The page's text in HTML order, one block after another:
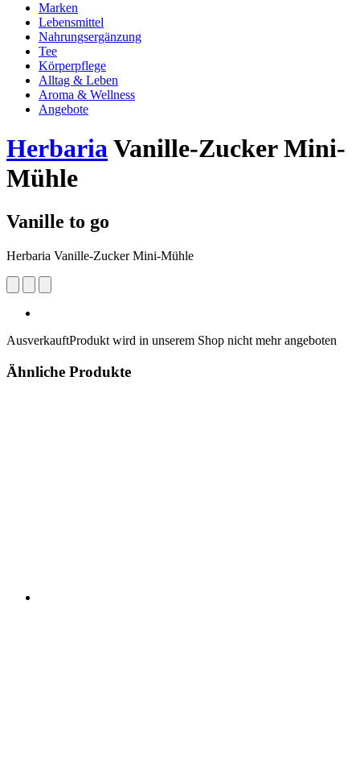
Marken
Lebensmittel
Nahrungsergänzung
Tee
Körperpflege
Alltag & Leben
Aroma & Wellness
Angebote
HerbariaVanille-Zucker Mini-
Mühle
Vanille to go
Herbaria Vanille-Zucker Mini-Mühle
AusverkauftProdukt wird in unserem Shop nicht mehr angeboten
Ähnliche Produkte